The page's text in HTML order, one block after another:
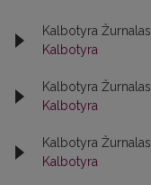
Kalbotyra Žurnalas,
Kalbotyra
Kalbotyra Žurnalas,
Kalbotyra
Kalbotyra Žurnalas,
Kalbotyra